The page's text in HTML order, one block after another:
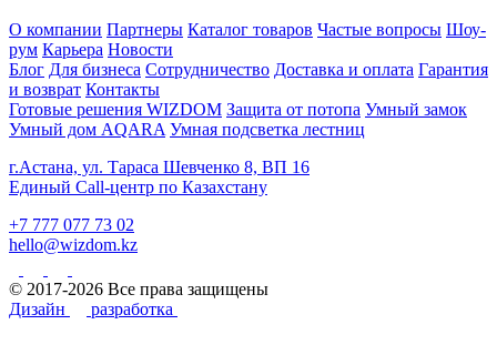
О компании Партнеры Каталог товаров Частые вопросы Шоу-
рум Карьера Новости
Блог Для бизнеса Сотрудничество Доставка и оплата Гарантия
и возврат Контакты
Готовые решения WIZDOM Защита от потопа Умный замок
Умный дом AQARA Умная подсветка лестниц
г.Астана, ул. Тараса Шевченко 8, ВП 16
Единый Call-центр по Казахстану
+7 777 077 73 02
hello@wizdom.kz
© 2017-2026 Все права защищены
Дизайн
разработка